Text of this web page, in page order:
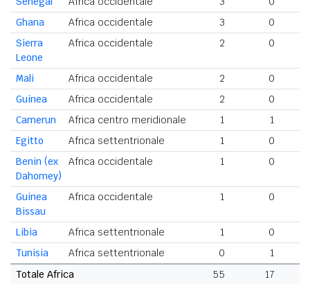
Ghana
Africa occidentale 3 0
Sierra
Leone
Africa occidentale 2 0
Mali Africa occidentale 2 0
Guinea
Africa occidentale 2 0
Camerun
Africa centro meridionale 1 1
Egitto
Africa settentrionale 1 0
Benin (ex
Dahomey)
Africa occidentale 1 0
Guinea
Bissau
Africa occidentale 1 0
Libia Africa settentrionale 1 0
Tunisia
Africa settentrionale 0 1
Totale Africa
55 17